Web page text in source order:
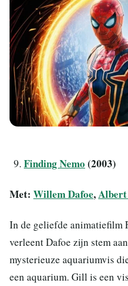
Finding Nemo (2003)
Met: Willem Dafoe,
In de geliefde animatiefilm
verleent Dafoe zijn stem
mysterieuze aquariumvis
een aquarium. Gill is een